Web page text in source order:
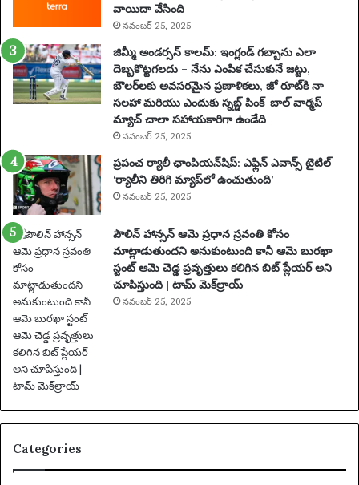
వే
ది
క
లు
యు
ము
ఖ్య
సం
ఘ
ట
న
లు
|
ఫు
ట్‌
బా
ల్
వా
ర్త
వాయిదా వేసింది
నవంబర్ 25, 2025
జిమ్మీ అండర్సన్ కాలమ్: ఇంగ్లండ్ గబ్బాను ఎలా
దెబ్బకొట్టగలదు – నేను ఎంపిక చేసుకునే జట్టు,
బౌలర్‌లకు అవసరమైన ప్రణాళికలు, జో రూట్‌కి నా
సలహా మరియు ఎందుకు స్నబ్డ్ పింక్-బాల్ వార్మప్
మ్యాచ్ చాలా సహాయకారిగా ఉండేది
నవంబర్ 25, 2025
ప్రపంచ ర్యాలీ ఛాంపియన్‌షిప్: ఎఫ్లిన్ ఎవాన్స్ టైటిల్
‘ర్యాలీని తిరిగి మ్యాప్‌లో ఉంచుతుంది’
నవంబర్ 25, 2025
పౌలిన్ హాన్సన్ ఆమె ప్రధాన స్రవంతి కోసం
మాట్లాడుతుందని అనుకుంటుంది కానీ ఆమె బురఖా
స్టంట్ ఆమె చెడ్డ ప్రవృత్తులు కలిగిన బిట్ ప్లేయర్ అని
చూపిస్తుంది | టామ్ మెక్‌ల్రాయ్
నవంబర్ 25, 2025
Categories